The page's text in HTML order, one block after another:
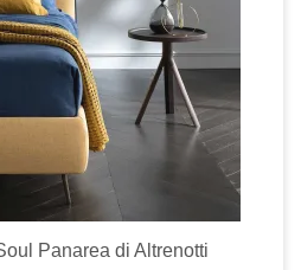
Panarea di Altrenotti